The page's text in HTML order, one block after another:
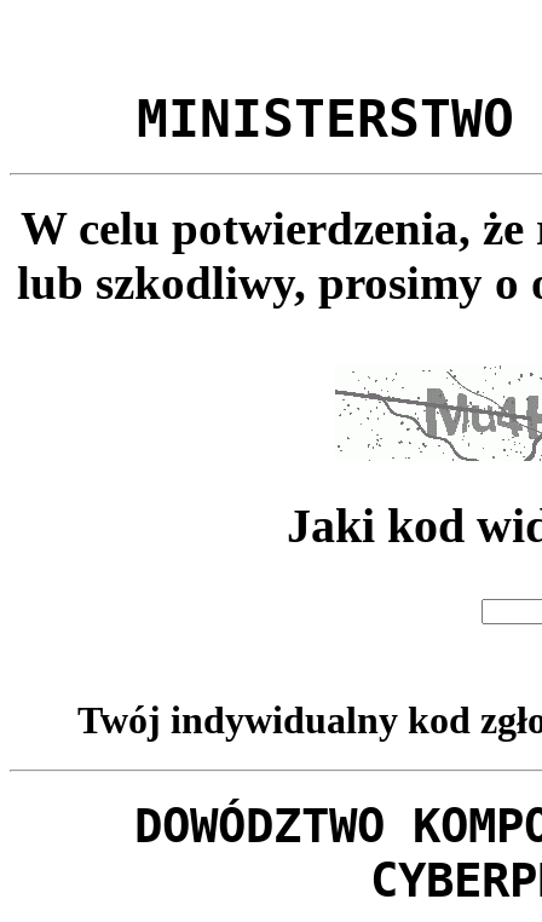
MINISTERSTWO
W celu potwierdzenia,
lub szkodliwy, prosimy o
Jaki kod
Twój indywidualny kod
DOWÓDZTWO